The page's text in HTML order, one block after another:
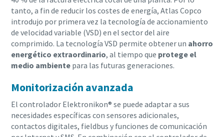
tanto, a fin de reducir los costes de energía, Atlas Copco
introdujo por primera vez la tecnología de accionamiento
de velocidad variable (VSD) en el sector del aire
comprimido. La tecnología VSD permite obtener un ahorro
energético extraordinario, al tiempo que protege el
medio ambiente para las futuras generaciones.
Monitorización avanzada
El controlador Elektronikon® se puede adaptar a sus
necesidades específicas con sensores adicionales,
contactos digitales, fieldbus y funciones de comunicación